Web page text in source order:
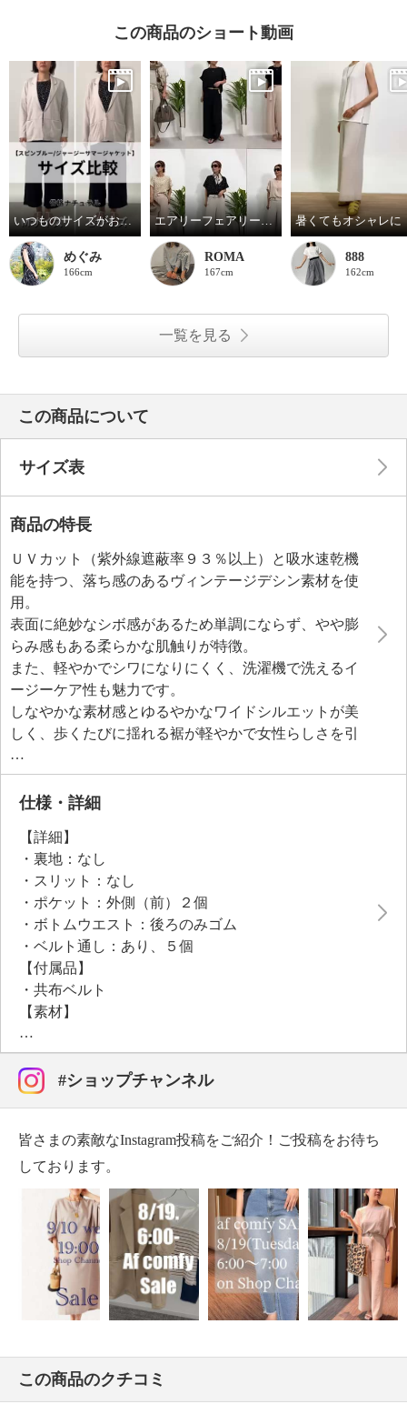
この商品のショート動画
いつものサイズがおすすめ
めぐみ
166cm
エアリーフェアリー どの色も素敵！
ROMA
167cm
暑くてもオシャレに
888
162cm
一覧を見る
この商品について
サイズ表
商品の特長
ＵＶカット（紫外線遮蔽率９３％以上）と吸水速乾機
能を持つ、落ち感のあるヴィンテージデシン素材を使
用。
表面に絶妙なシボ感があるため単調にならず、やや膨
らみ感もある柔らかな肌触りが特徴。
また、軽やかでシワになりにくく、洗濯機で洗えるイ
ージーケア性も魅力です。
しなやかな素材感とゆるやかなワイドシルエットが美
しく、歩くたびに揺れる裾が軽やかで女性らしさを引
き立てます。
ウエストは後部のみゴムギャザー仕様にすることで、
すっきりとした見ためと着心地の良さを両立。
効果も期待できます。
マットなゴールドカラーのダブルリングがアクセント
になった取り外し可能な共布ベルトで、ウエストマー
クするとスタイルにメリハリが生まれ、きちんとした
印象に。
仕様・詳細
【詳細】
・裏地：なし
・スリット：なし
・ポケット：外側（前）２個
・ボトムウエスト：後ろのみゴム
・ベルト通し：あり、５個
【付属品】
・共布ベルト
【素材】
・ポリエステル１００％
【メンテナンス（絵表示ラベル）】
・洗濯機：可
・漂白処理：塩素系・酸素系漂白不可
・自然乾燥：日陰の吊り干し
・アイロン仕上げ：可（低温）
・ドライクリーニング：石油系ドライクリーニング可
・ウエットクリーニング：可
【メンテナンス（ケアラベル）】
・長時間照射による変退色注意
・単品洗い
・水や汗などによる色落ち、色移り注意
・摩擦による色落ち、色移り注意
・ネット使用
【原産国（地）】
#ショップチャンネル
皆さまの素敵なInstagram投稿をご紹介！ご投稿をお待ち
しております。
この商品のクチコミ